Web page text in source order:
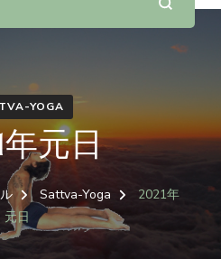
YOGA
元日
Sattva-Yoga
2021年
元日